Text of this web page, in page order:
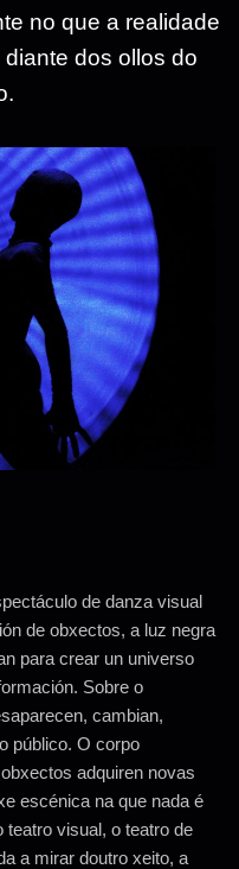
no que a realidade
dos ollos do
de danza visual
de obxectos, a luz negra
para crear un universo
Sobre o
cambian,
público. O corpo
adquiren novas
escénica na que nada é
visual, o teatro de
a mirar doutro xeito, a